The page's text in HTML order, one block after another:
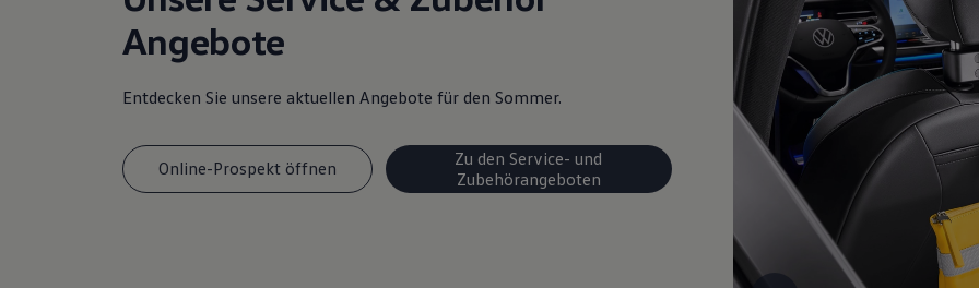
Magazin
Lifestyle
Transport
Elektromobilität
Volkswagen Kundenbetreuung
Angebote
Entdecken Sie unsere aktuellen Angebote für den Sommer.
Online-Prospekt öffnen
Zu den Service- und
Zubehörangeboten